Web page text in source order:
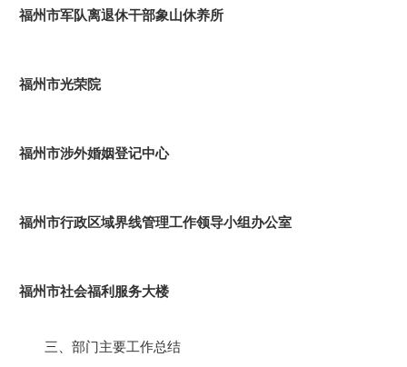
福州市军队离退休干部象山休养所
福州市光荣院
福州市涉外婚姻登记中心
福州市行政区域界线管理工作领导小组办公室
福州市社会福利服务大楼
三、部门主要工作总结